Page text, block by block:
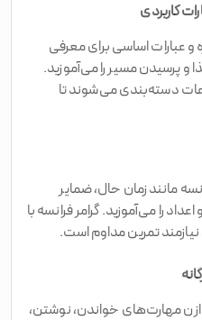
و عبارات اساسی برای معرفی
و پرسیدن مسیر را می‌آموزید.
دسته‌بندی می‌شوند تا
مانند زمان حال، ضمایر
را می‌آموزید. گرامر فرانسه با
تمرین مداوم است.
مهارت‌های خواندن، نوشتن،